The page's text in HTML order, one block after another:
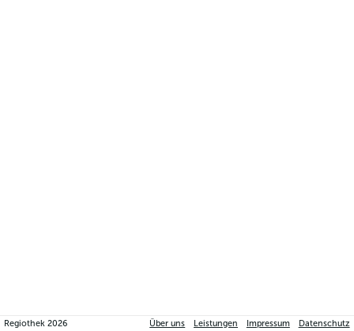
Regiothek2026 Über uns Leistungen Impressum Datenschutz